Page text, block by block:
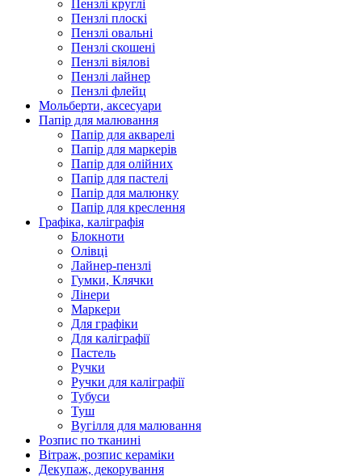
Пензлі круглі
Пензлі плоскі
Пензлі овальні
Пензлі скошені
Пензлі віялові
Пензлі лайнер
Пензлі флейц
Мольберти, аксесуари
Папір для малювання
Папір для акварелі
Папір для маркерів
Папір для олійних
Папір для пастелі
Папір для малюнку
Папір для креслення
Графіка, каліграфія
Блокноти
Олівці
Лайнер-пензлі
Гумки, Клячки
Лінери
Маркери
Для графіки
Для каліграфії
Пастель
Ручки
Ручки для каліграфії
Тубуси
Туш
Вугілля для малювання
Розпис по тканині
Вітраж, розпис кераміки
Декупаж, декорування